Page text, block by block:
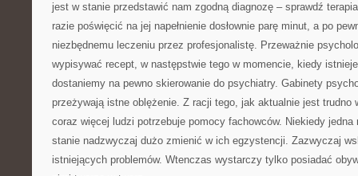
jest w stanie przedstawić nam zgodną diagnozę – sprawdź
razie poświęcić na jej napełnienie dosłownie parę minut, a po
niezbędnemu leczeniu przez profesjonalistę. Przeważnie
wypisywać recept, w następstwie tego w momencie, kiedy
dostaniemy na pewno skierowanie do psychiatry. Gabinety
przeżywają istne oblężenie. Z racji tego, jak aktualnie jest trudno
coraz więcej ludzi potrzebuje pomocy fachowców. Niekiedy jedna
stanie nadzwyczaj dużo zmienić w ich egzystencji. Zazwyczaj
istniejących problemów. Wtenczas wystarczy tylko posiadać